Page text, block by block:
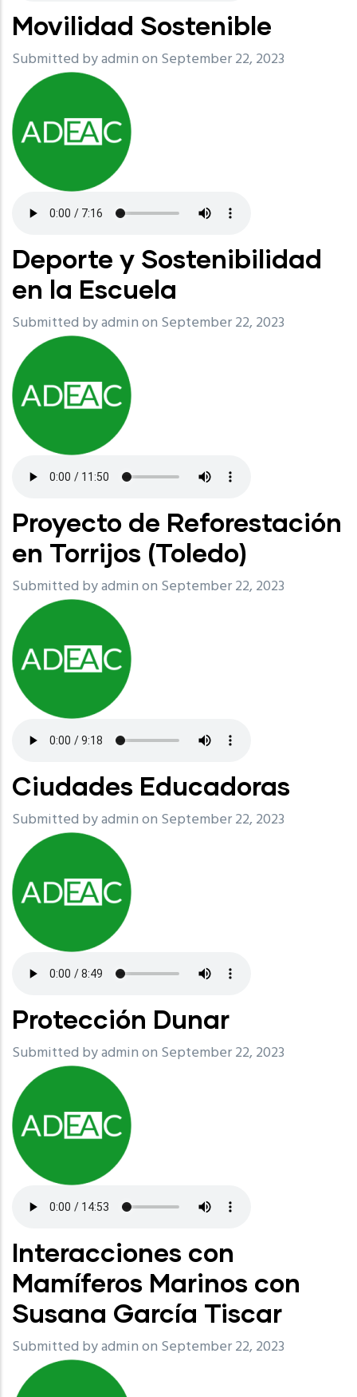
Movilidad Sostenible
Submitted byadminon September 22, 2023
Deporte y Sostenibilidad
en la Escuela
Submitted byadminon September 22, 2023
Proyecto de Reforestación
en Torrijos (Toledo)
Submitted byadminon September 22, 2023
Ciudades Educadoras
Submitted byadminon September 22, 2023
Protección Dunar
Submitted byadminon September 22, 2023
Interacciones con
Mamíferos Marinos con
Susana García Tiscar
Submitted byadminon September 22, 2023